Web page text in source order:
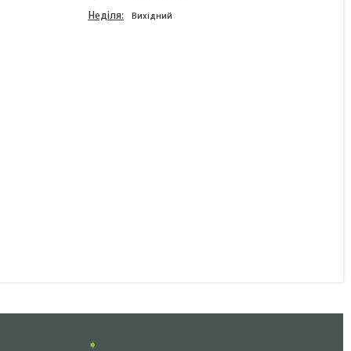
Неділя Вихідний
➧